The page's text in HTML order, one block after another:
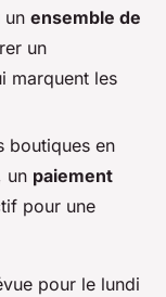
un ensemble de
un
marquent les
boutiques en
un paiement
pour une
pour le lundi